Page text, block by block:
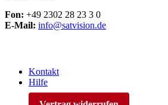
Fon: +49 2302 28 23 3 0
E-Mail: info@satvision.de
Kontakt
Hilfe